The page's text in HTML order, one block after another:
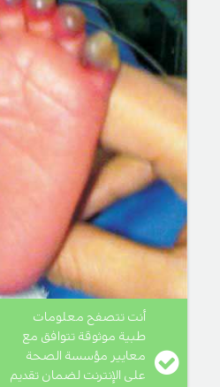
أنت تتصفح معلومات
طبية موثوقة تتوافق مع
معايير مؤسسة الصحة
على الإنترنت لضمان تقديم